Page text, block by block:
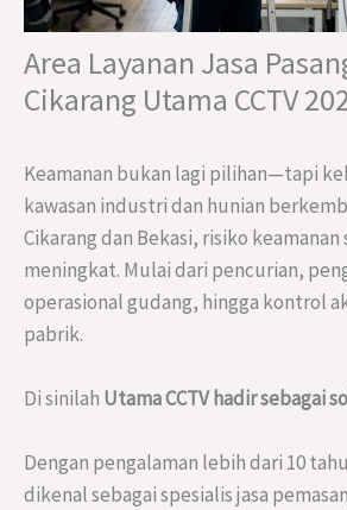
Area Layanan Jasa
Cikarang Utama CCTV
Keamanan bukan lagi pilihan—tapi
kawasan industri dan hunian
Cikarang dan Bekasi, risiko keamanan
meningkat. Mulai dari pencurian,
operasional gudang, hingga kontrol
pabrik.
Di sinilah Utama CCTV hadir sebagai
Dengan pengalaman lebih dari 10
dikenal sebagai spesialis jasa